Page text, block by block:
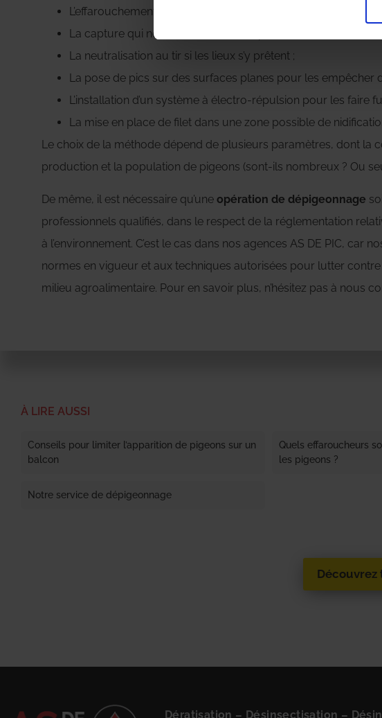
L’effarouchement qui éloigne les pigeons ;
La capture qui neutralise les oiseaux présents ;
La neutralisation au tir si les lieux s’y prêtent ;
La pose de pics sur des surfaces planes pour les empêcher
L’installation d’un système à électro-répulsion pour les faire
La mise en place de filet dans une zone possible de
Le choix de la méthode dépend de plusieurs paramètres, dont la
production et la population de pigeons (sont-ils nombreux ? Ou
De même, il est nécessaire qu’une opération de dépigeonnage
professionnels qualifiés, dans le respect de la réglementation
à l’environnement. C’est le cas dans nos agences AS DE PIC, car
normes en vigueur et aux techniques autorisées pour lutter
milieu agroalimentaire. Pour en savoir plus, n’hésitez pas à nous
À LIRE AUSSI
Conseils pour limiter l’apparition de pigeons sur un
balcon
Quels effaroucheurs
les pigeons ?
Notre service de dépigeonnage
Découvrez
Dératisation – Désinsectisation –